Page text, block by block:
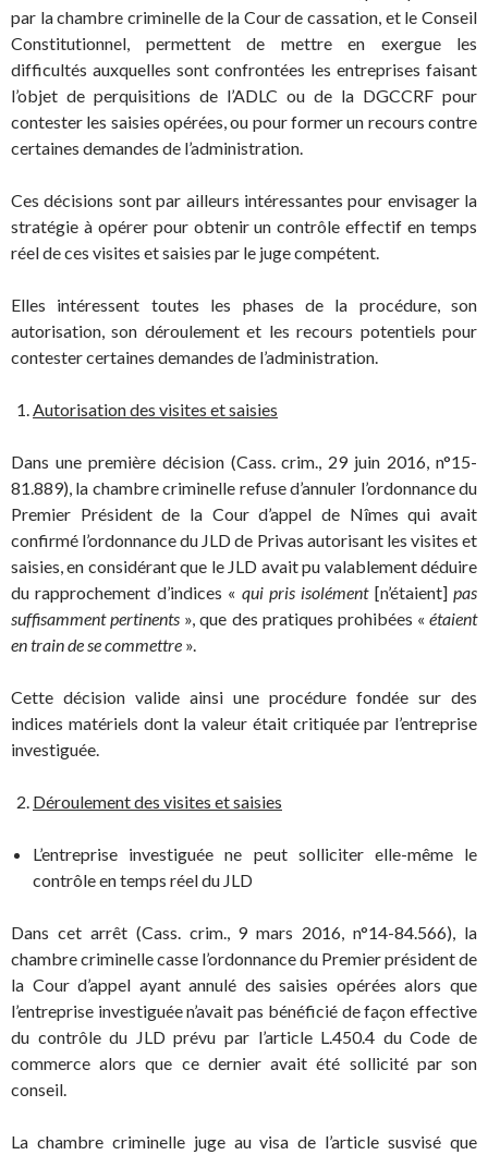
par la chambre criminelle de la Cour de cassation, et le Conseil
Constitutionnel, permettent de mettre en exergue les
difficultés auxquelles sont confrontées les entreprises faisant
l’objet de perquisitions de l’ADLC ou de la DGCCRF pour
contester les saisies opérées, ou pour former un recours contre
certaines demandes de l’administration.
Ces décisions sont par ailleurs intéressantes pour envisager la
stratégie à opérer pour obtenir un contrôle effectif en temps
réel de ces visites et saisies par le juge compétent.
Elles intéressent toutes les phases de la procédure, son
autorisation, son déroulement et les recours potentiels pour
contester certaines demandes de l’administration.
Autorisation des visites et saisies
Dans une première décision (Cass. crim., 29 juin 2016, n°15-
81.889), la chambre criminelle refuse d’annuler l’ordonnance du
Premier Président de la Cour d’appel de Nîmes qui avait
confirmé l’ordonnance du JLD de Privas autorisant les visites et
saisies, en considérant que le JLD avait pu valablement déduire
du rapprochement d’indices « qui pris isolément[n’étaient] pas
suffisamment pertinents », que des pratiques prohibées « étaient
en train de se commettre ».
Cette décision valide ainsi une procédure fondée sur des
indices matériels dont la valeur était critiquée par l’entreprise
investiguée.
Déroulement des visites et saisies
L’entreprise investiguée ne peut solliciter elle-même le
contrôle en temps réel du JLD
Dans cet arrêt (Cass. crim., 9 mars 2016, n°14-84.566), la
chambre criminelle casse l’ordonnance du Premier président de
la Cour d’appel ayant annulé des saisies opérées alors que
l’entreprise investiguée n’avait pas bénéficié de façon effective
du contrôle du JLD prévu par l’article L.450.4 du Code de
commerce alors que ce dernier avait été sollicité par son
conseil.
La chambre criminelle juge au visa de l’article susvisé que